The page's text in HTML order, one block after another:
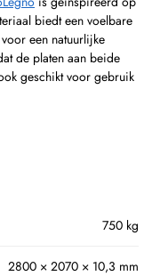
biedt een voelbare
een natuurlijke
de platen aan beide
geschikt voor gebruik
750 kg
2800 × 2070 × 10,3 mm